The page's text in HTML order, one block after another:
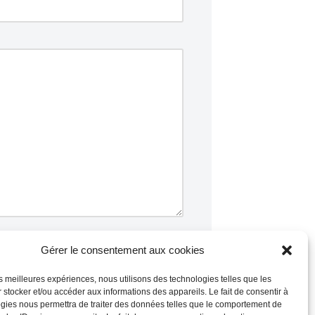
Gérer le consentement aux cookies
meilleures expériences, nous utilisons des technologies telles que les
stocker et/ou accéder aux informations des appareils. Le fait de consentir à
nous permettra de traiter des données telles que le comportement de
sont traitées.